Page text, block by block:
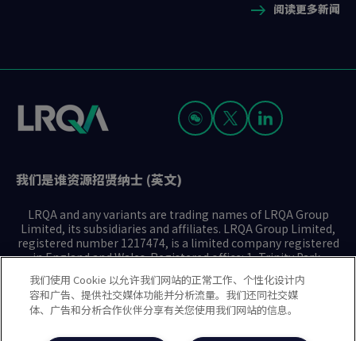
阅读更多新闻
我们是谁资源招贤纳士 (英文)
LRQA and any variants are trading names of LRQA Group
Limited, its subsidiaries and affiliates. LRQA Group Limited,
registered number 1217474, is a limited company registered
in England and Wales. Registered office: 1, Trinity Park,
Bickenhill Lane, Birmingham B37 7ES. © 2025 LRQA Group
Limited.
我们使用 Cookie 以允许我们网站的正常工作、个性化设计内
容和广告、提供社交媒体功能并分析流量。我们还同社交媒
体、广告和分析合作伙伴分享有关您使用我们网站的信息。